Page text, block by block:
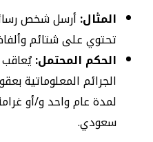
المثال:أرسل شخص
تحتوي على شتائم
الحكم المحتمل:
الجرائم المعلوماتية
سعودي.